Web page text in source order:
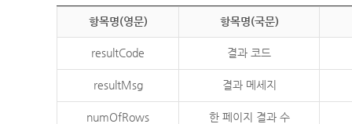
항목명(영문) 항목명(국문)
resultCode 결과 코드
resultMsg 결과 메세지
numOfRows 한 페이지 결과 수